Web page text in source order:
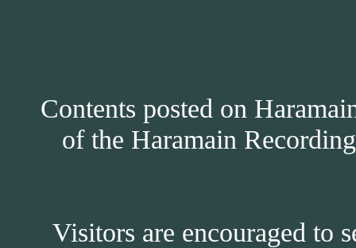
Contents posted on
of the Haramain
Visitors are encouraged to